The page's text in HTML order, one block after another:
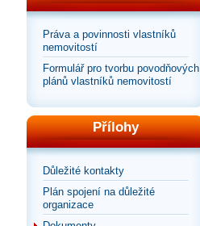
Práva a povinnosti vlastníků
nemovitostí
Formulář pro tvorbu povodňových
plánů vlastníků nemovitostí
Přílohy
Důležité kontakty
Plán spojení na důležité
organizace